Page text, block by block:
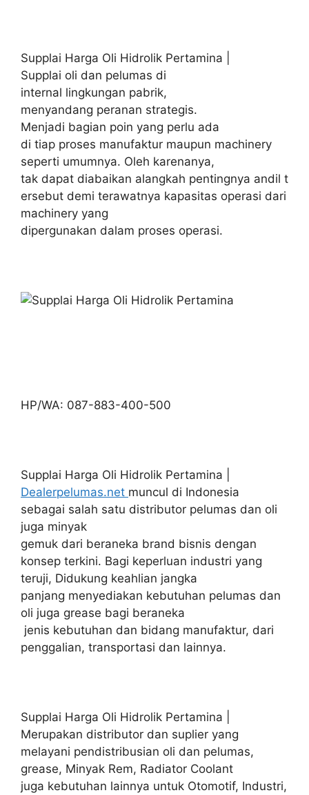
Supplai Harga Oli Hidrolik Pertamina |
Supplai oli dan pelumas di
internal lingkungan pabrik,
menyandang peranan strategis.
Menjadi bagian poin yang perlu ada
di tiap proses manufaktur maupun machinery
seperti umumnya. Oleh karenanya,
tak dapat diabaikan alangkah pentingnya andil t
ersebut demi terawatnya kapasitas operasi dari
machinery yang
dipergunakan dalam proses operasi.
HP/WA: 087-883-400-500
Supplai Harga Oli Hidrolik Pertamina |
Dealerpelumas.net muncul di Indonesia
sebagai salah satu distributor pelumas dan oli
juga minyak
gemuk dari beraneka brand bisnis dengan
konsep terkini. Bagi keperluan industri yang
teruji, Didukung keahlian jangka
panjang menyediakan kebutuhan pelumas dan
oli juga grease bagi beraneka
jenis kebutuhan dan bidang manufaktur, dari
penggalian, transportasi dan lainnya.
Supplai Harga Oli Hidrolik Pertamina |
Merupakan distributor dan suplier yang
melayani pendistribusian oli dan pelumas,
grease, Minyak Rem, Radiator Coolant
juga kebutuhan lainnya untuk Otomotif, Industri,